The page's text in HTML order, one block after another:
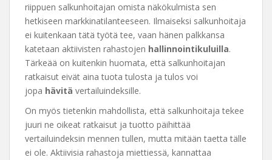
riippuen salkunhoitajan omista näkökulmista sen
hetkiseen markkinatilanteeseen. Ilmaiseksi salkunhoitaja
ei kuitenkaan tätä työtä tee, vaan hänen palkkansa
katetaan aktiivisten rahastojen hallinnointikuluilla.
Tärkeää on kuitenkin huomata, että salkunhoitajan
ratkaisut eivät aina tuota tulosta ja tulos voi
jopa hävitä vertailuindeksille.
On myös tietenkin mahdollista, että salkunhoitaja tekee
juuri ne oikeat ratkaisut ja tuotto päihittää
vertailuindeksin mennen tullen, mutta mitään taetta tälle
ei ole. Aktiivisia rahastoja miettiessä, kannattaa